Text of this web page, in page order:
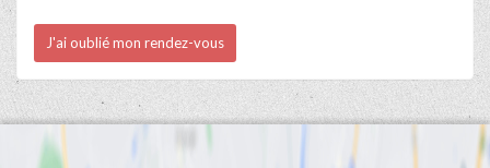
J'ai oublié mon rendez-vous